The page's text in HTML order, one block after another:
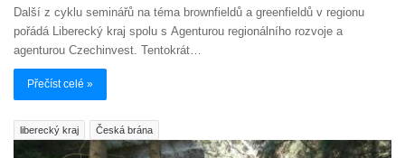
Další z cyklu seminářů na téma brownfieldů a greenfieldů v regionu
pořádá Liberecký kraj spolu s Agenturou regionálního rozvoje a
agenturou Czechinvest. Tentokrát…
Přečíst celé »
liberecký kraj Česká brána